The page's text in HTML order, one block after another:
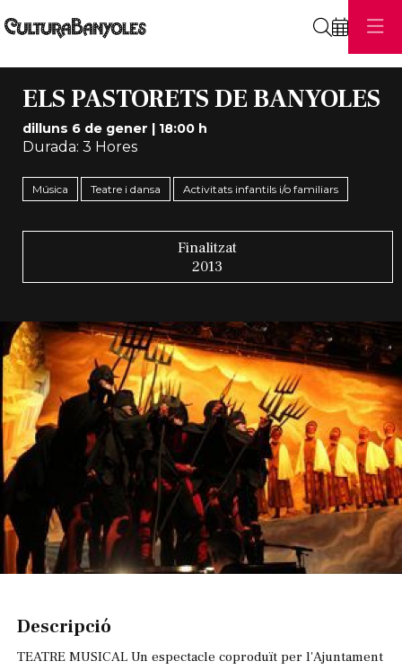
ELS PASTORETS DE BANYOLES
dilluns 6 de gener | 18:00 h
Durada: 3 Hores
Música Teatre i dansa Activitats infantils i/o familiars
Finalitzat
2013
Descripció
TEATRE MUSICAL Un espectacle coproduït per l'Ajuntament